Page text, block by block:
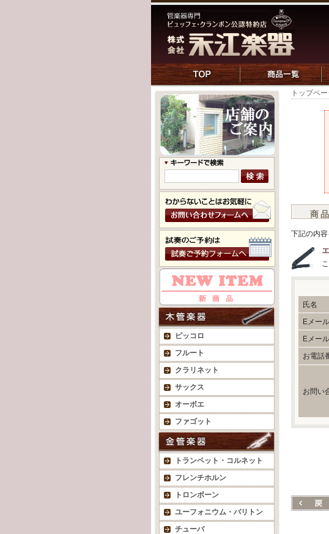
ピッコロ
フルート
クラリネット
サックス
オーボエ
ファゴット
トランペット・コルネット
フレンチホルン
トロンボーン
ユーフォニウム・バリトン
チューバ
トップペー
商
下記の内容
氏名
Eメー
Eメー
お電話
お問い